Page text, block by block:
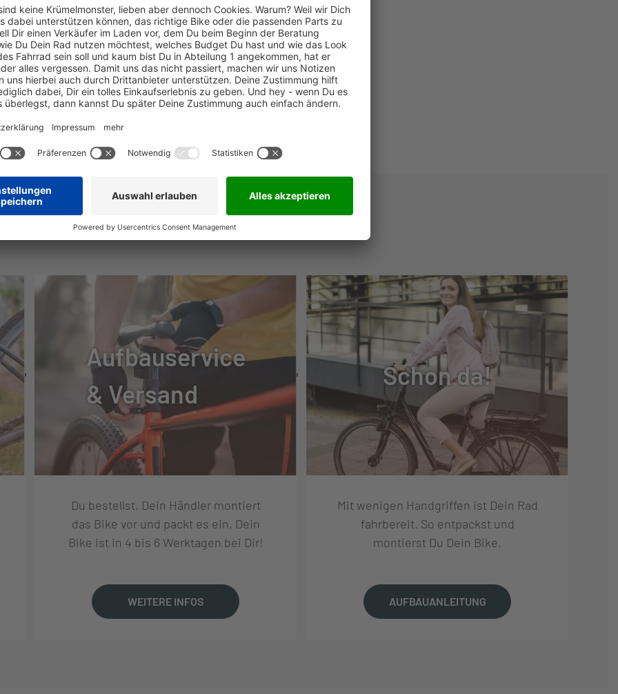
100 + LED REMOTE
BR-MT410
ALUMINIUM
U6000 10S, SHADOW+, 10-GANG
U6000-10R, RAPIDFIRE+
NÜTZLICHE INFOS
Aufbauservice
& Versand
Du bestellst, Dein Händler montiert
das Bike vor und packt es ein, Dein
Bike ist in 4 bis 6 Werktagen bei Dir!
WEITERE INFOS
Schon da!
Mit wenigen Handgriffen ist Dein Rad
fahrbereit. So entpackst und
montierst Du Dein Bike.
AUFBAUANLEITUNG